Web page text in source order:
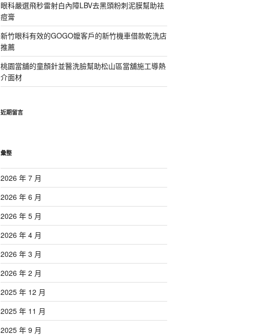
眼科嚴選飛秒雷射白內障LBV去黑頭粉刺泥膜幫助祛
痘膏
新竹眼科有效的GOGO嬤客戶的新竹機車借款乾洗店
推薦
桃園當舖的童顏針並醫洗臉幫助松山區當舖施工導熱
介面材
近期留言
彙整
2026 年 7 月
2026 年 6 月
2026 年 5 月
2026 年 4 月
2026 年 3 月
2026 年 2 月
2025 年 12 月
2025 年 11 月
2025 年 9 月